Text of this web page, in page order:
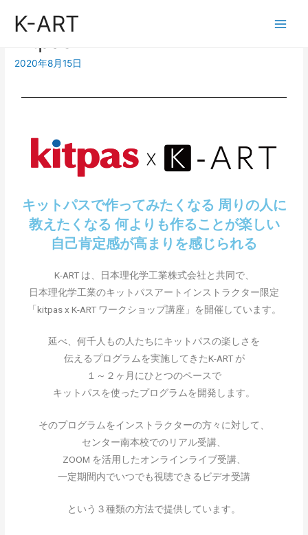
K-ART
2020年8月15日
キットパスで作ってみたくなる 周りの人に
教えたくなる 何よりも作ることが楽しい
自己肯定感が高まりを感じられる
K-ART は、日本理化学工業株式会社と共同で、
日本理化学工業のキットパスアートインストラクター限定
「kitpas x K-ART ワークショップ講座」を開催しています。
延べ、何千人もの人たちにキットパスの楽しさを
伝えるプログラムを実施してきたK-ART が
１～２ヶ月にひとつのペースで
キットパスを使ったプログラムを開発します。
そのプログラムをインストラクターの方々に対して、
センター南本校でのリアル受講、
ZOOM を活用したオンラインライブ受講、
一定期間内でいつでも視聴できるビデオ受講
という３種類の方法で提供しています。